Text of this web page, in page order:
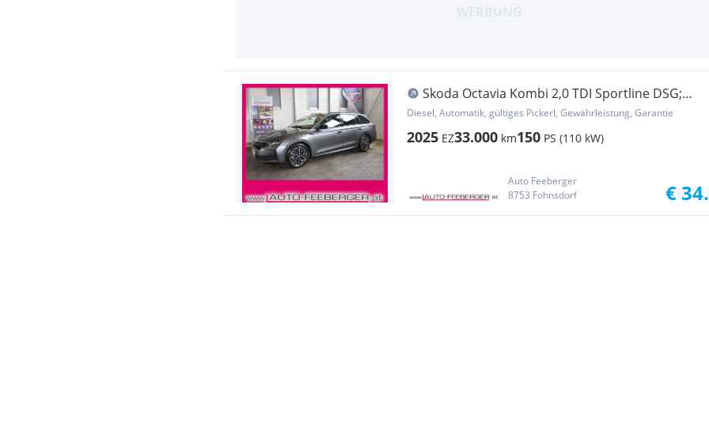
Skoda Octavia Kombi 2,0 TDI Sportline DSG;
ACC, AHK,...
Diesel, Automatik, gültiges Pickerl, Gewährleistung, Garantie
2025 EZ33.000 km150 PS (110 kW)
Auto Feeberger
8753 Fohnsdorf
€